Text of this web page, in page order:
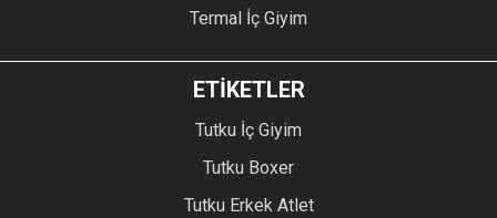
Termal İç Giyim
ETİKETLER
Tutku İç Giyim
Tutku Boxer
Tutku Erkek Atlet